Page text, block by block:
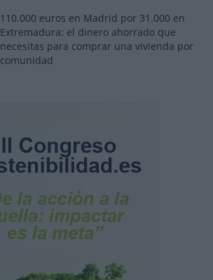
110.000 euros en Madrid por 31.000 en
Extremadura: el dinero ahorrado que
necesitas para comprar una vivienda por
comunidad